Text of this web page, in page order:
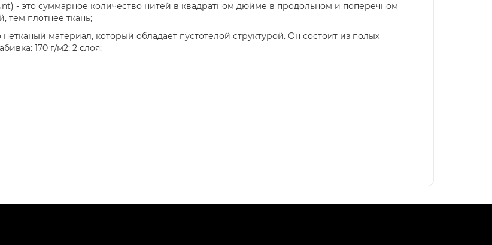
- это суммарное количество нитей в квадратном дюйме в продольном и поперечном
тем плотнее ткань;
материал, который обладает пустотелой структурой. Он состоит из полых
170 г/м2; 2 слоя;